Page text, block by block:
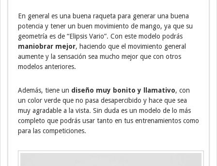
En general es una buena raqueta para generar una buena
potencia y tener un buen movimiento de mango, ya que su
geometría es de “Elipsis Vario”. Con este modelo podrás
maniobrar mejor, haciendo que el movimiento general
aumente y la sensación sea mucho mejor que con otros
modelos anteriores.
Además, tiene un diseño muy bonito y llamativo, con
un color verde que no pasa desapercibido y hace que sea
muy agradable a la vista. Sin duda es un modelo de lo más
completo que podrás usar tanto en tus entrenamientos como
para las competiciones.